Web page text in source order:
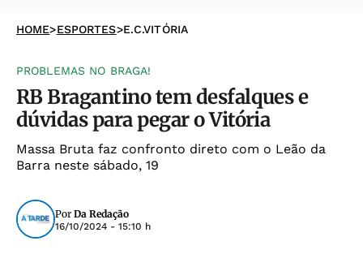
HOME>ESPORTES>E.C.VITÓRIA
PROBLEMAS NO BRAGA!
RB Bragantino tem desfalques e
dúvidas para pegar o Vitória
Massa Bruta faz confronto direto com o Leão da
Barra neste sábado, 19
Por Da Redação
16/10/2024 - 15:10 h